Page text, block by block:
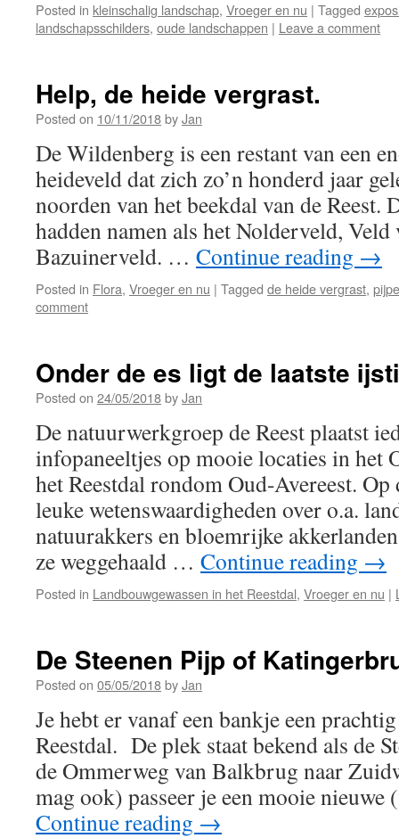
Posted in kleinschalig landschap, Vroeger en nu | Tagged
landschapsschilders, oude landschappen | Leave a comment
Help, de heide vergrast.
Posted on 10/11/2018byJan
De Wildenberg is een restant van een
heideveld dat zich zo’n honderd jaar
noorden van het beekdal van de Reest.
hadden namen als het Nolderveld,
Bazuinerveld. … Continue reading →
Posted in Flora, Vroeger en nu | Tagged de heide vergrast,
comment
Onder de es ligt de laatste
Posted on 24/05/2018byJan
De natuurwerkgroep de Reest plaatst
infopaneeltjes op mooie locaties in het
het Reestdal rondom Oud-Avereest.
leuke wetenswaardigheden over o.a.
natuurakkers en bloemrijke
ze weggehaald … Continue reading →
Posted in Landbouwgewassen in het Reestdal, Vroeger en nu |
De Steenen Pijp of
Posted on 05/05/2018byJan
Je hebt er vanaf een bankje een
Reestdal. De plek staat bekend als de
de Ommerweg van Balkbrug naar
mag ook) passeer je een mooie
Continue reading →